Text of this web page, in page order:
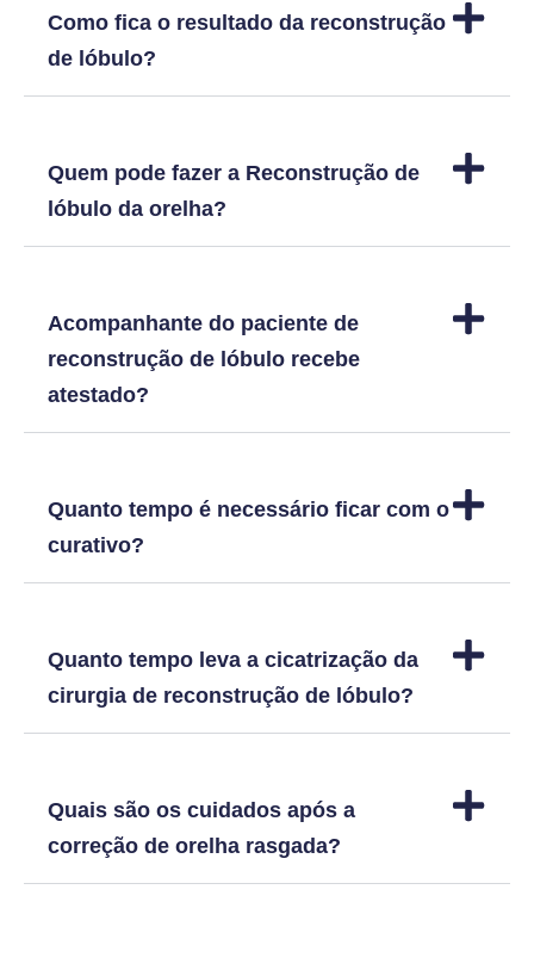
Como fica o resultado da reconstrução
de lóbulo?
Quem pode fazer a Reconstrução de
lóbulo da orelha?
Acompanhante do paciente de
reconstrução de lóbulo recebe
atestado?
Quanto tempo é necessário ficar com o
curativo?
Quanto tempo leva a cicatrização da
cirurgia de reconstrução de lóbulo?
Quais são os cuidados após a
correção de orelha rasgada?